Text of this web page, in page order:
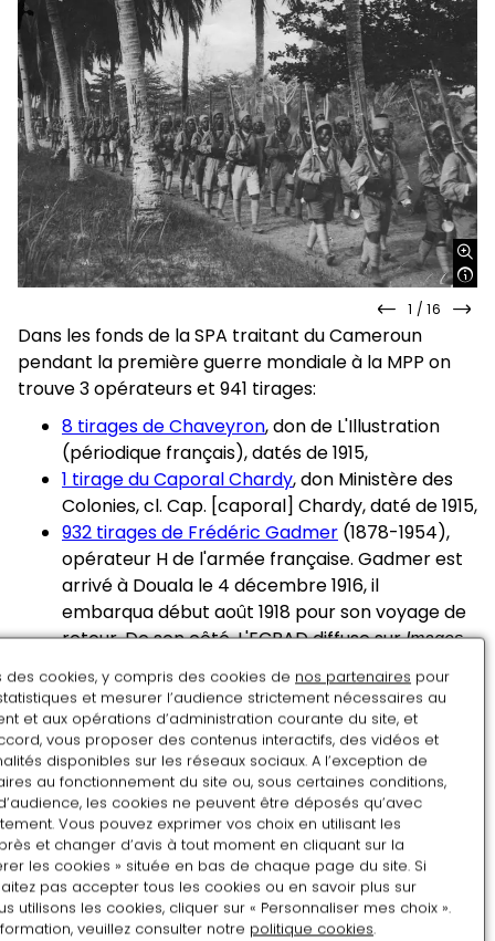
slide
précédente
1 /16
Dans les fonds de la SPA traitant du Cameroun
pendant la première guerre mondiale à la MPP on
trouve 3 opérateurs et 941 tirages:
8 tirages de Chaveyron, don de L'Illustration
(périodique français), datés de 1915,
1 tirage du Caporal Chardy, don Ministère des
Colonies, cl. Cap. [caporal] Chardy, daté de 1915,
932 tirages de Frédéric Gadmer (1878-1954),
opérateur H de l'armée française. Gadmer est
arrivé à Douala le 4 décembre 1916, il
embarqua début août 1918 pour son voyage de
retour. De son côté, L'ECPAD diffuse surImages
défense
2804 négatifs sur plaques de verre
cette mission.
Véronique Goloubinoff de L'ECPAD a produit deux
articles sur la mission de Gadmer :
Du protectorat allemand au mandat français,
le Cameroun en 1917-1918 vu par Frédéric
Gadmer, photographe militaire, Véronique
Goloubinoff, 22 novembre 2012.
Le Cameroun en 1917-1918, Histoire, paysages,
ethnies, vu par Frédéric Gadmer, photographe
des cookies, y compris des cookies de nos partenaires pour
et mesurer l’audience strictement nécessaires au
et aux opérations d’administration courante du site, et
vous proposer des contenus interactifs, des vidéos et
disponibles sur les réseaux sociaux. A l’exception de
au fonctionnement du site ou, sous certaines conditions,
les cookies ne peuvent être déposés qu’avec
Vous pouvez exprimer vos choix en utilisant les
et changer d’avis à tout moment en cliquant sur la
les cookies » située en bas de chaque page du site. Si
pas accepter tous les cookies ou en savoir plus sur
utilisons les cookies, cliquer sur « Personnaliser mes choix ».
veuillez consulter notre politique cookies.